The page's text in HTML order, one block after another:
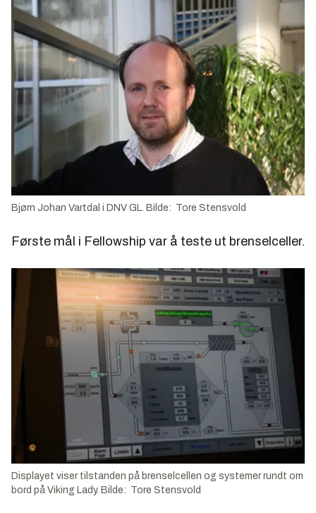
Bjørn Johan Vartdal i DNV GL. Bilde: Tore Stensvold
Første mål i Fellowship var å teste ut brenselceller.
Displayet viser tilstanden på brenselcellen og systemer rundt om
bord på Viking Lady. Bilde: Tore Stensvold